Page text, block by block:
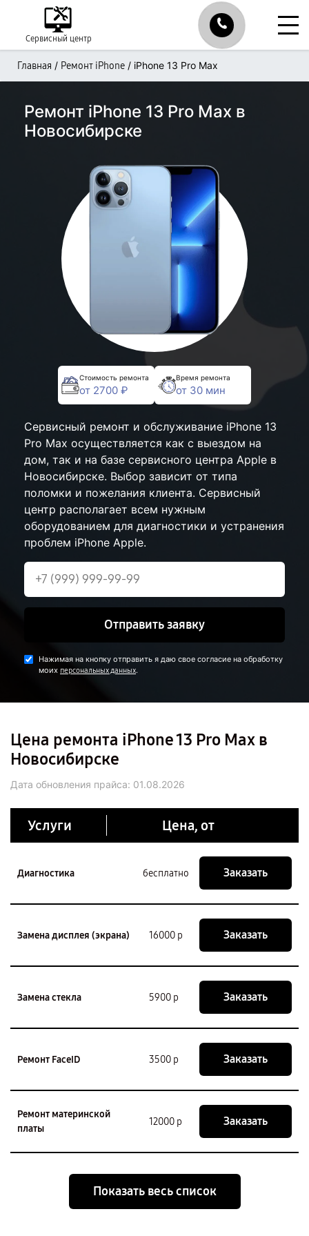
Сервисный центр
Главная / Ремонт iPhone / iPhone 13 Pro Max
Ремонт iPhone 13 Pro Max в
Новосибирске
Стоимость ремонта
от 2700 ₽
Время ремонта
от 30 мин
Сервисный ремонт и обслуживание iPhone 13
Pro Max осуществляется как с выездом на
дом, так и на базе сервисного центра Apple в
Новосибирске. Выбор зависит от типа
поломки и пожелания клиента. Сервисный
центр располагает всем нужным
оборудованием для диагностики и устранения
проблем iPhone Apple.
Отправить заявку
Нажимая на кнопку отправить я даю свое согласие на обработку
моих персональных данных.
Цена ремонта iPhone 13 Pro Max в
Новосибирске
Дата обновления прайса: 01.08.2026
Услуги Цена, от
Диагностика бесплатно Заказать
Замена дисплея (экрана) 16000 р Заказать
Замена стекла 5900 р Заказать
Ремонт FaceID 3500 р Заказать
Ремонт материнской
платы
12000 р Заказать
Показать весь список